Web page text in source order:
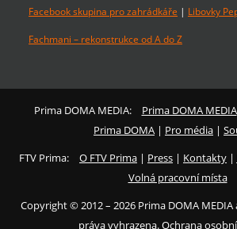
Facebook skupina pro zahrádkáře | Libovky
Fachmani – rekonstrukce od A do Z
Prima DOMA MEDIA: Prima DOMA MEDIA
Prima DOMA | Pro média |
FTV Prima:
O FTV Prima | Press | Kontakty |
Volná pracovní místa
Copyright © 2012 – 2026 Prima DOMA MEDIA
práva vyhrazena. Ochrana